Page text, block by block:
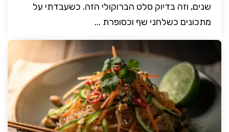
שנים, וזה בדיוק סלט הברוקולי הזה. כשעבדתי על
מתכונים כשלחני שף וכסופרת ...